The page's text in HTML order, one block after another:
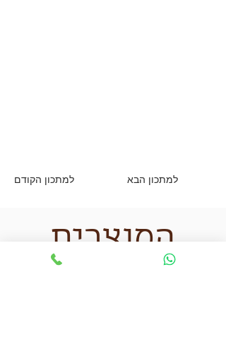
למתכון הקודם למתכון הבא
המוצרים